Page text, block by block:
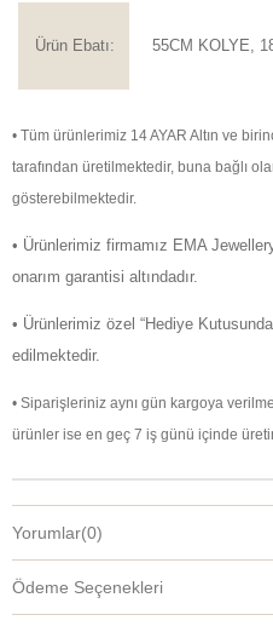
Ürün Ebatı: 55CM KOLYE,
• Tüm ürünlerimiz 14 AYAR Altın ve
tarafından üretilmektedir, buna bağlı
gösterebilmektedir.
• Ürünlerimiz firmamız EMA
onarım garantisi altındadır.
• Ürünlerimiz özel “Hediye
edilmektedir.
• Siparişleriniz aynı gün kargoya
ürünler ise en geç 7 iş günü içinde
Yorumlar(0)
Ödeme Seçenekleri